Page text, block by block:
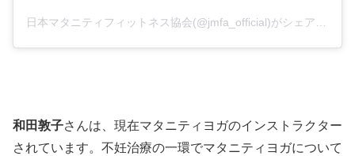
和田敦子さんは、現在マタニティヨガのインストラクター
されています。不妊治療の一環でマタニティヨガについて